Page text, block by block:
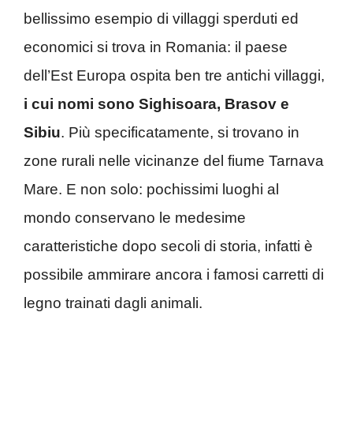
bellissimo esempio di villaggi sperduti ed
economici si trova in Romania: il paese
dell’Est Europa ospita ben tre antichi villaggi,
i cui nomi sono Sighisoara, Brasov e
Sibiu. Più specificatamente, si trovano in
zone rurali nelle vicinanze del fiume Tarnava
Mare. E non solo: pochissimi luoghi al
mondo conservano le medesime
caratteristiche dopo secoli di storia, infatti è
possibile ammirare ancora i famosi carretti di
legno trainati dagli animali.